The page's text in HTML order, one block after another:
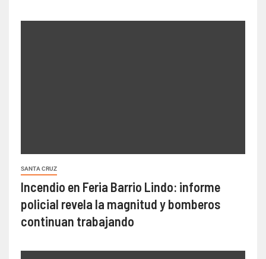
SANTA CRUZ
Incendio en Feria Barrio Lindo: informe
policial revela la magnitud y bomberos
continuan trabajando